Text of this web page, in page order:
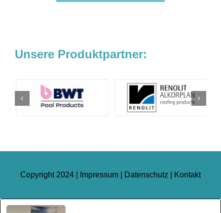
Unsere Produktpartner:
Copyright 2024 | Impressum Datenschutz Kontakt